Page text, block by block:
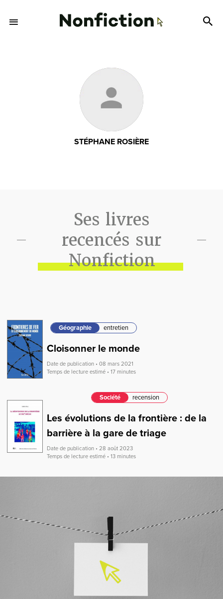
STÉPHANE ROSIÈRE
Ses livres
recencés sur
Nonfiction
Géographie entretien
Cloisonner le monde
Date de publication • 08 mars 2021
Temps de lecture estimé • 17 minutes
Société recension
Les évolutions de la frontière : de la
barrière à la gare de triage
Date de publication • 28 août 2023
Temps de lecture estimé • 13 minutes